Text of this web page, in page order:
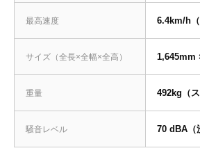
最高速度 6.4km/h
サイズ（全長×全幅×全高） 1,645mm
重量 492kg（
騒音レベル 70 dBA（